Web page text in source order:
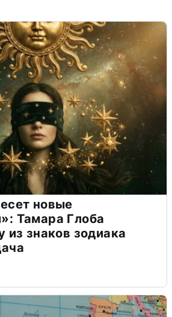
новые
Тамара Глоба
из знаков зодиака